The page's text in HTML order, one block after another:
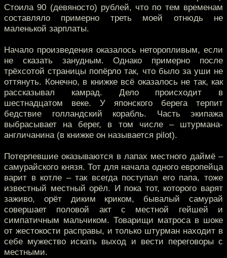
Стоила 90 (девяносто) рублей, что по тем временам
составляло примерно треть моей отнюдь не
маленькой зарплаты.
Начало произведения оказалось неторопливым, если
не сказать занудным. Однако примерно после
трёхсотой страницы попёрло так, что было за уши не
оттянуть. Конечно, в книжке всё оказалось не так, как
рассказывал камрад. Дело происходит в
шестнадцатом веке. У японского берега терпит
бедствие голландский корабль. Часть экипажа
выбрасывает на берег, в том числе – штурмана-
англичанина (в книжке он называется pilot).
Потерпевшие оказываются в лапах местного даймё –
самурайского князя. Тот для начала одного европейца
варит в котле – так всегда поступал его папа, тоже
известный местный орёл. И пока тот, которого варят
заживо, орёт диким криком, бывалый самурай
совершает половой акт с местной гейшей и
симпатичным мальчиком. Товарищи матроса в шоке
от жестокости расправы, и только штурман находит в
себе мужество искать выход и вести переговоры с
местными.